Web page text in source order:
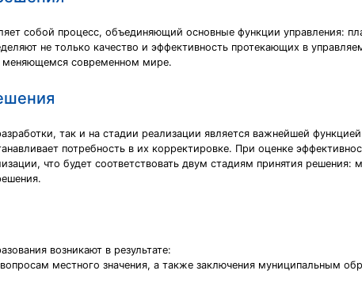
собой процесс, объединяющий основные функции управления:
не только качество и эффективность протекающих в
меняющемся современном мире.
так и на стадии реализации является важнейшей
потребность в их корректировке. При оценке
что будет соответствовать двум стадиям принятия
возникают в результате:
местного значения, а также заключения муниципальным